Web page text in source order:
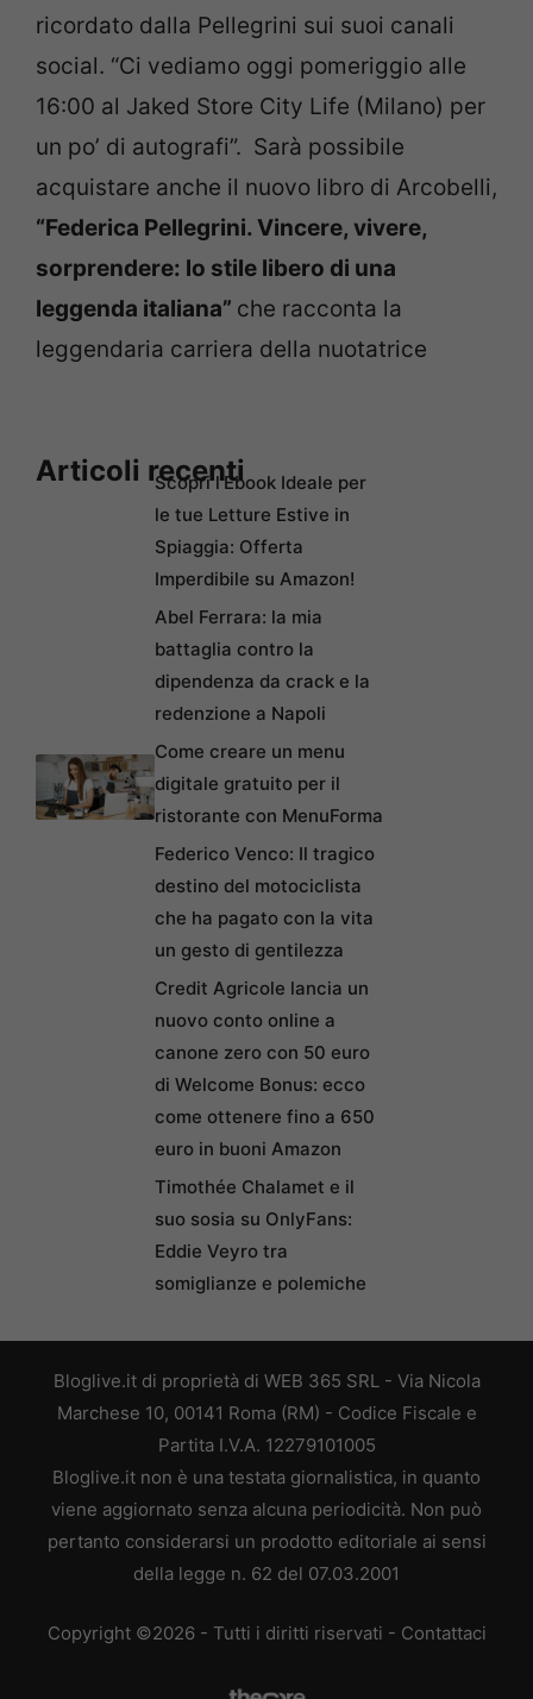
ricordato dalla Pellegrini sui suoi canali
social. “Ci vediamo oggi pomeriggio alle
16:00 al Jaked Store City Life (Milano) per
un po’ di autografi”. Sarà possibile
acquistare anche il nuovo libro di Arcobelli,
“Federica Pellegrini. Vincere, vivere,
sorprendere: lo stile libero di una
leggenda italiana” che racconta la
leggendaria carriera della nuotatrice
Articoli recentiScopri l’Ebook Ideale per
le tue Letture Estive in
Spiaggia: Offerta
Imperdibile su Amazon!
Abel Ferrara: la mia
battaglia contro la
dipendenza da crack e la
redenzione a Napoli
Come creare un menu
digitale gratuito per il
ristorante con MenuForma
Federico Venco: Il tragico
destino del motociclista
che ha pagato con la vita
un gesto di gentilezza
Credit Agricole lancia un
nuovo conto online a
canone zero con 50 euro
di Welcome Bonus: ecco
come ottenere fino a 650
euro in buoni Amazon
Timothée Chalamet e il
suo sosia su OnlyFans:
Eddie Veyro tra
somiglianze e polemiche
Bloglive.it di proprietà di WEB 365 SRL - Via Nicola
Marchese 10, 00141 Roma (RM) - Codice Fiscale e
Partita I.V.A. 12279101005
Bloglive.it non è una testata giornalistica, in quanto
viene aggiornato senza alcuna periodicità. Non può
pertanto considerarsi un prodotto editoriale ai sensi
della legge n. 62 del 07.03.2001
Copyright ©2026 - Tutti i diritti riservati - Contattaci